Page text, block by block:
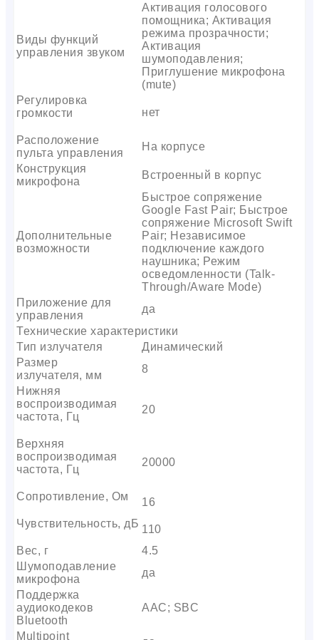
Виды функций
управления звуком
Активация голосового
помощника; Активация
режима прозрачности;
Активация
шумоподавления;
Приглушение микрофона
(mute)
Регулировка
громкости
нет
Расположение
пульта управления
На корпусе
Конструкция
микрофона
Встроенный в корпус
Дополнительные
возможности
Быстрое сопряжение
Google Fast Pair; Быстрое
сопряжение Microsoft Swift
Pair; Независимое
подключение каждого
наушника; Режим
осведомленности (Talk-
Through/Aware Mode)
Приложение для
управления
да
Технические характеристики
Тип излучателя
Динамический
Размер
излучателя, мм
8
Нижняя
воспроизводимая
частота, Гц
20
Верхняя
воспроизводимая
частота, Гц
20000
Сопротивление, Ом
16
Чувствительность, дБ 110
Вес, г
4.5
Шумоподавление
микрофона
да
Поддержка
аудиокодеков
Bluetooth
AAC; SBC
Multipoint